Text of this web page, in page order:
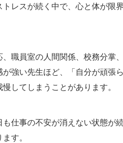
レスが続く中で、心と体が限界
職員室の人間関係、校務分掌、
強い先生ほど、「自分が頑張ら
してしまうことがあります。
仕事の不安が消えない状態が
す。